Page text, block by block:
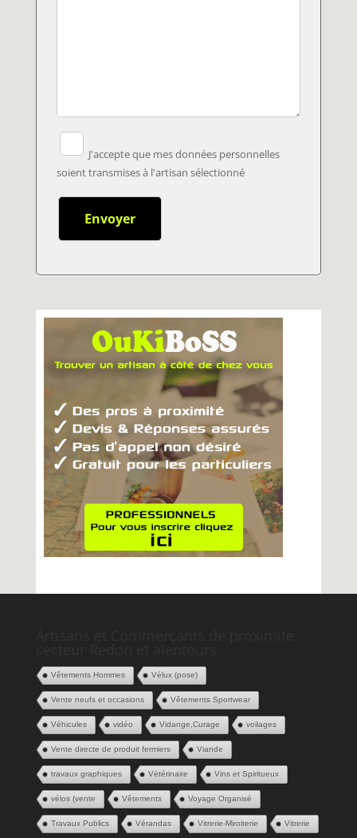
J'accepte que mes données personnelles
soient transmises à l'artisan sélectionné
Vêtements Hommes Vélux (pose)
Vente neufs et occasions Vêtements Sportwear
Véhicules vidéo Vidange,Curage voilages
Vente directe de produit fermiers Viande
travaux graphiques Vétérinaire Vins et Spiritueux
vélos (vente Vêtements Voyage Organisé
Travaux Publics Vérandas Vitrerie-Miroiterie Vitrerie